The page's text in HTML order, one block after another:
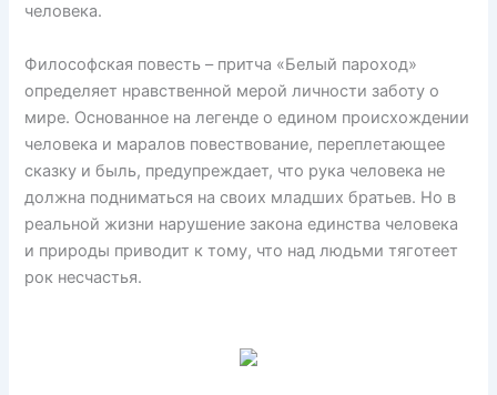
человека.
Философская повесть – притча «Белый пароход»
определяет нравственной мерой личности заботу о
мире. Основанное на легенде о едином происхождении
человека и маралов повествование, переплетающее
сказку и быль, предупреждает, что рука человека не
должна подниматься на своих младших братьев. Но в
реальной жизни нарушение закона единства человека
и природы приводит к тому, что над людьми тяготеет
рок несчастья.